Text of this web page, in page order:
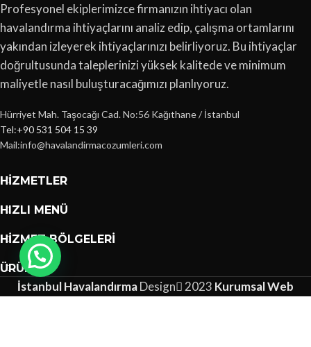
Profesyonel ekiplerimizce firmanızın ihtiyacı olan
havalandırma ihtiyaçlarını analiz edip, çalışma ortamlarını
yakından izleyerek ihtiyaçlarınızı belirliyoruz. Bu ihtiyaçlar
doğrultusunda taleplerinizi yüksek kalitede ve minimum
maliyetle nasıl buluşturacağımızı planlıyoruz.
Hürriyet Mah. Taşocağı Cad. No:56 Kağıthane / İstanbul
Tel:+90 531 504 15 39
Mail:info@havalandirmacozumleri.com
HIZMETLER
HIZLI MENÜ
HIZMET BÖLGELERI
ÜRÜNLER
İstanbul HavalandırmaDesign 2023 Kurumsal Web